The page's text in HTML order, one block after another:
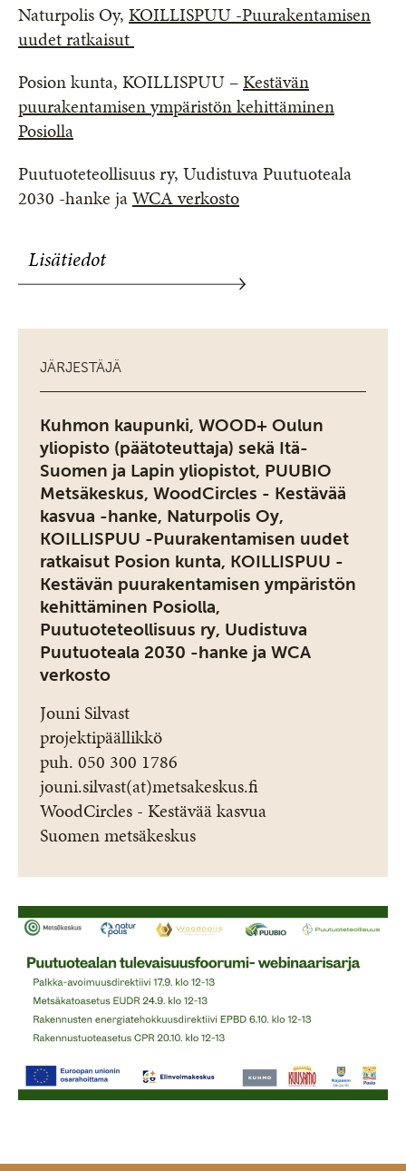
Naturpolis Oy, KOILLISPUU -Puurakentamisen
uudet ratkaisut
Posion kunta, KOILLISPUU –Kestävän
puurakentamisen ympäristön kehittäminen
Posiolla
Puutuoteteollisuus ry, Uudistuva Puutuoteala
2030 -hanke jaWCA verkosto
Lisätiedot
JÄRJESTÄJÄ
Kuhmon kaupunki, WOOD+ Oulun
yliopisto (päätoteuttaja) sekä Itä-
Suomen ja Lapin yliopistot, PUUBIO
Metsäkeskus, WoodCircles - Kestävää
kasvua -hanke, Naturpolis Oy,
KOILLISPUU -Puurakentamisen uudet
ratkaisut Posion kunta, KOILLISPUU -
Kestävän puurakentamisen ympäristön
kehittäminen Posiolla,
Puutuoteteollisuus ry, Uudistuva
Puutuoteala 2030 -hanke ja WCA
verkosto
Jouni Silvast
projektipäällikkö
puh. 050 300 1786
jouni.silvast(at)metsakeskus.fi
WoodCircles - Kestävää kasvua
Suomen metsäkeskus